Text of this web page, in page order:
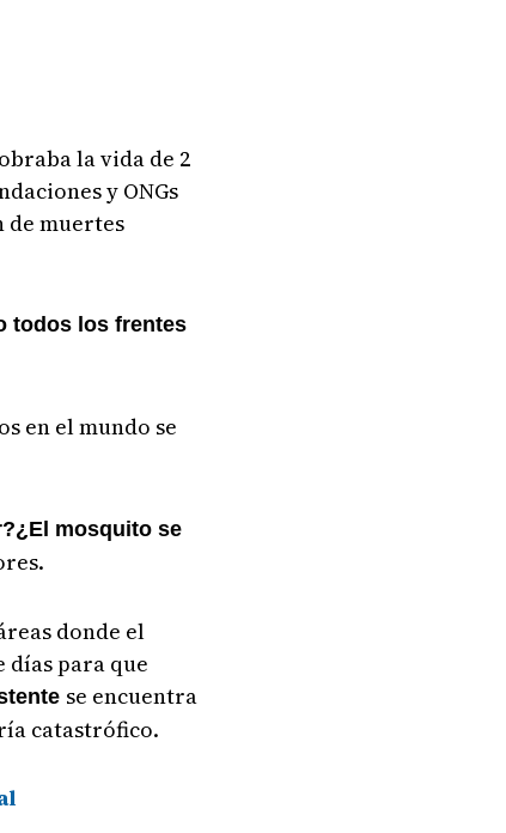
la vida de 2
y ONGs
de muertes
todos los frentes
en el mundo se
mosquito se
donde el
días para que
se encuentra
catastrófico.